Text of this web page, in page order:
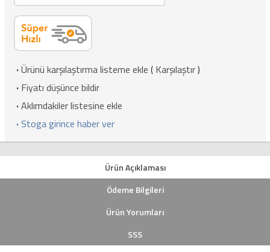
·Ürünü karşılaştırma listeme ekle ( Karşılaştır)
· Fiyatı düşünce bildir
·Aklımdakiler listesine ekle
· Stoga girince haber ver
Ürün Açıklaması
Ödeme Bilgileri
Ürün Yorumları
SSS